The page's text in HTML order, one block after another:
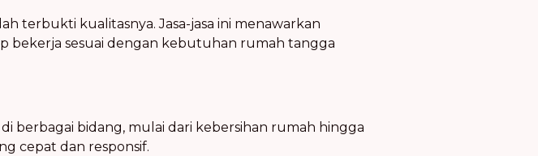
terbukti kualitasnya. Jasa-jasa ini menawarkan
bekerja sesuai dengan kebutuhan rumah tangga
berbagai bidang, mulai dari kebersihan rumah hingga
cepat dan responsif.